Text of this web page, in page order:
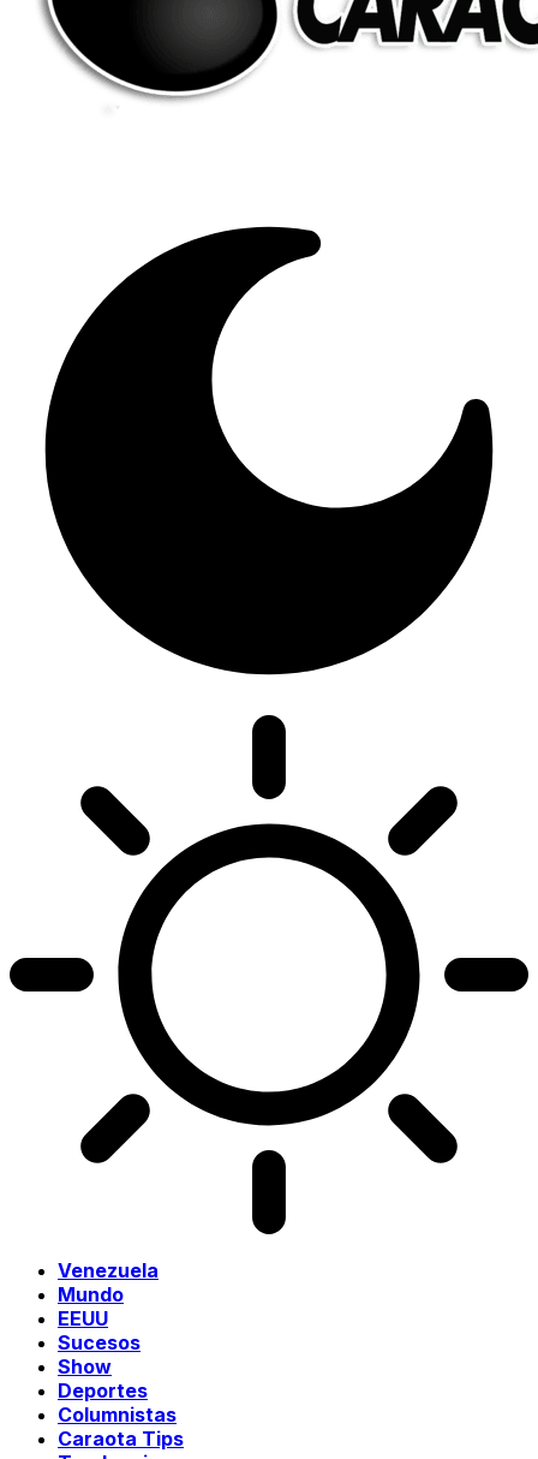
Venezuela
Mundo
EEUU
Sucesos
Show
Deportes
Columnistas
Caraota Tips